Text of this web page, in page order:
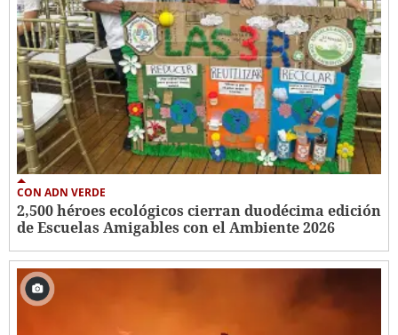
CON ADN VERDE
2,500 héroes ecológicos cierran duodécima edición
de Escuelas Amigables con el Ambiente 2026